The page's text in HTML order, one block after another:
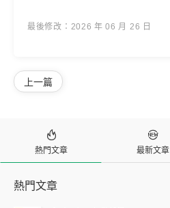
最後修改：2026 年 06 月 26 日
上一篇

熱門文章

最新文章
熱門文章